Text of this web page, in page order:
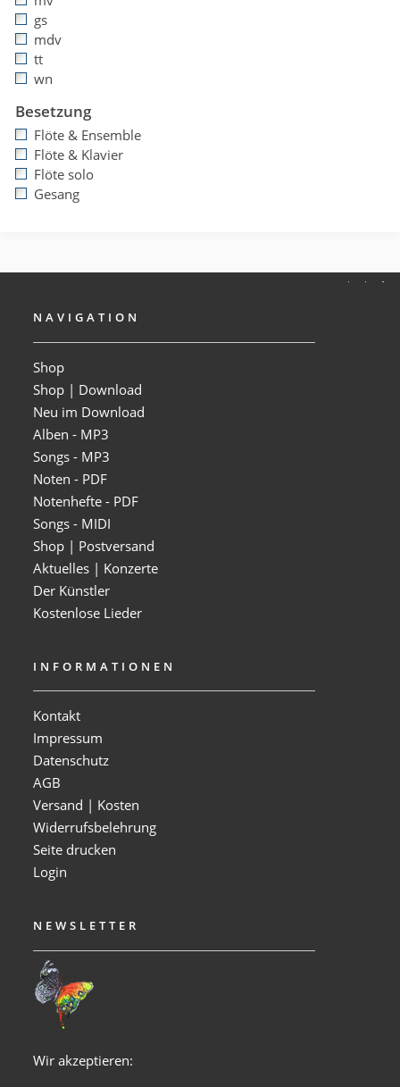
gs
mdv
tt
wn
Besetzung
Flöte & Ensemble
Flöte & Klavier
Flöte solo
Gesang
NAVIGATION
Shop
Shop | Download
Neu im Download
Alben - MP3
Songs - MP3
Noten - PDF
Notenhefte - PDF
Songs - MIDI
Shop | Postversand
Aktuelles | Konzerte
Der Künstler
Kostenlose Lieder
INFORMATIONEN
Kontakt
Impressum
Datenschutz
AGB
Versand | Kosten
Widerrufsbelehrung
Seite drucken
Login
NEWSLETTER
Wir akzeptieren: